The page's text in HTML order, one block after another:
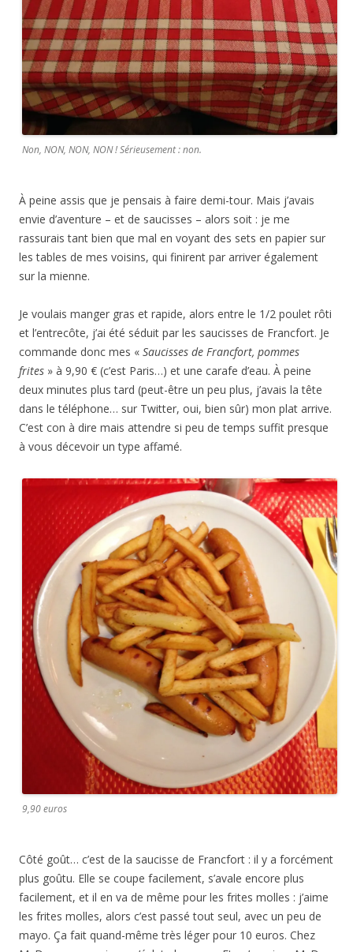
Non, NON, NON, NON ! Sérieusement : non.
À peine assis que je pensais à faire demi-tour. Mais j’avais
envie d’aventure – et de saucisses – alors soit : je me
rassurais tant bien que mal en voyant des sets en papier sur
les tables de mes voisins, qui finirent par arriver également
sur la mienne.
Je voulais manger gras et rapide, alors entre le 1/2 poulet rôti
et l’entrecôte, j’ai été séduit par les saucisses de Francfort. Je
commande donc mes « Saucisses de Francfort, pommes
frites » à 9,90 € (c’est Paris…) et une carafe d’eau. À peine
deux minutes plus tard (peut-être un peu plus, j’avais la tête
dans le téléphone… sur Twitter, oui, bien sûr) mon plat arrive.
C’est con à dire mais attendre si peu de temps suffit presque
à vous décevoir un type affamé.
9,90 euros
Côté goût… c’est de la saucisse de Francfort : il y a forcément
plus goûtu. Elle se coupe facilement, s’avale encore plus
facilement, et il en va de même pour les frites molles : j’aime
les frites molles, alors c’est passé tout seul, avec un peu de
mayo. Ça fait quand-même très léger pour 10 euros. Chez